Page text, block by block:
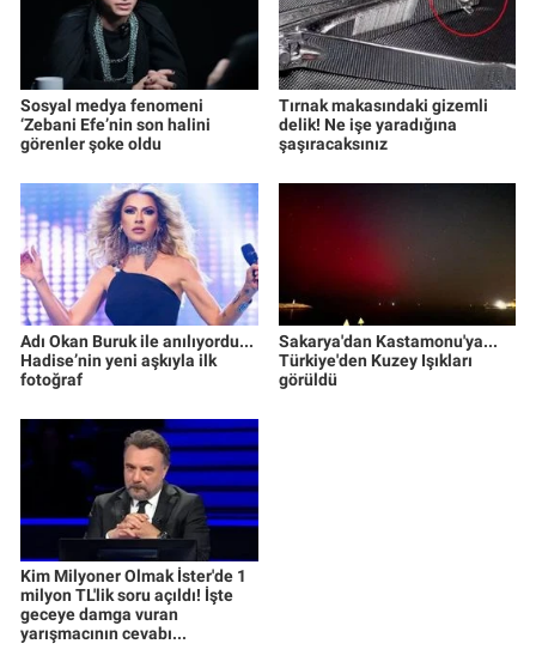
Sosyal medya fenomeni
‘Zebani Efe’nin son halini
görenler şoke oldu
Tırnak makasındaki gizemli
delik! Ne işe yaradığına
şaşıracaksınız
Adı Okan Buruk ile anılıyordu...
Hadise’nin yeni aşkıyla ilk
fotoğraf
Sakarya'dan Kastamonu'ya...
Türkiye'den Kuzey Işıkları
görüldü
Kim Milyoner Olmak İster'de 1
milyon TL'lik soru açıldı! İşte
geceye damga vuran
yarışmacının cevabı...